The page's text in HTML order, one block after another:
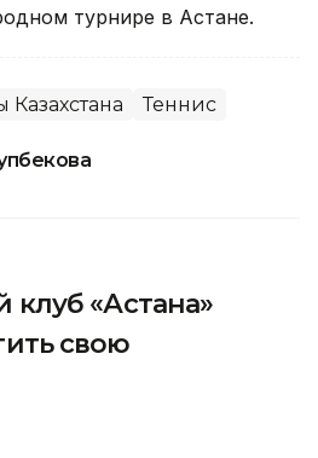
турнире в Астане.
Теннис
клуб «Астана»
свою